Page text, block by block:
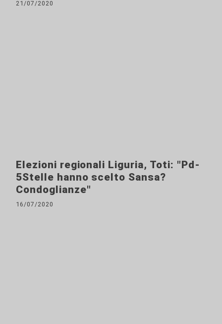
21/07/2020
Elezioni regionali Liguria, Toti: "Pd-
5Stelle hanno scelto Sansa?
Condoglianze"
16/07/2020